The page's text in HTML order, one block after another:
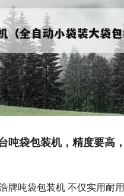
吨袋包装机，精度要高
牌吨袋包装机 不仅实用耐